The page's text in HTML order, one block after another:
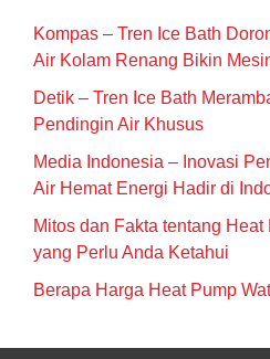
Kompas – Tren Ice Bath
Air Kolam Renang Bikin
Detik – Tren Ice Bath
Pendingin Air Khusus
Media Indonesia – Inovasi
Air Hemat Energi Hadir di
Mitos dan Fakta tentang Heat
yang Perlu Anda Ketahui
Berapa Harga Heat Pump